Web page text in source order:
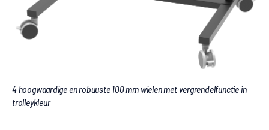
4 hoogwaardige en robuuste 100 mm wielen met vergrendelfunctie in
trolleykleur